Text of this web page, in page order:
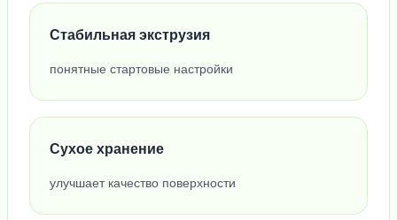
Стабильная экструзия
понятные стартовые настройки
Сухое хранение
улучшает качество поверхности